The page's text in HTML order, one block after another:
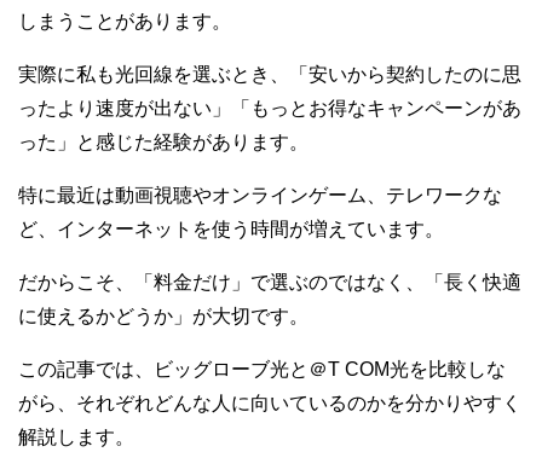
しまうことがあります。
実際に私も光回線を選ぶとき、「安いから契約したのに思
ったより速度が出ない」「もっとお得なキャンペーンがあ
った」と感じた経験があります。
特に最近は動画視聴やオンラインゲーム、テレワークな
ど、インターネットを使う時間が増えています。
だからこそ、「料金だけ」で選ぶのではなく、「長く快適
に使えるかどうか」が大切です。
この記事では、ビッグローブ光と＠T COM光を比較しな
がら、それぞれどんな人に向いているのかを分かりやすく
解説します。